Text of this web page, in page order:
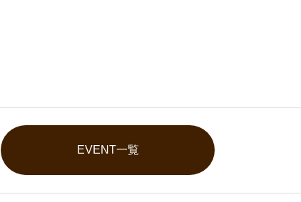
EVENT一覧